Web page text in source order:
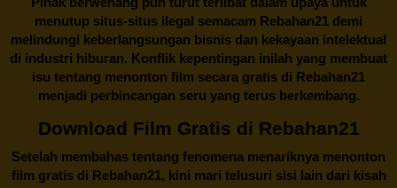
menutup situs-situs ilegal semacam Rebahan21 demi
melindungi keberlangsungan bisnis dan kekayaan intelektual
di industri hiburan. Konflik kepentingan inilah yang membuat
isu tentang menonton film secara gratis di Rebahan21
menjadi perbincangan seru yang terus berkembang.
Download Film Gratis di Rebahan21
Setelah membahas tentang fenomena menariknya menonton
film gratis di Rebahan21, kini mari telusuri sisi lain dari kisah